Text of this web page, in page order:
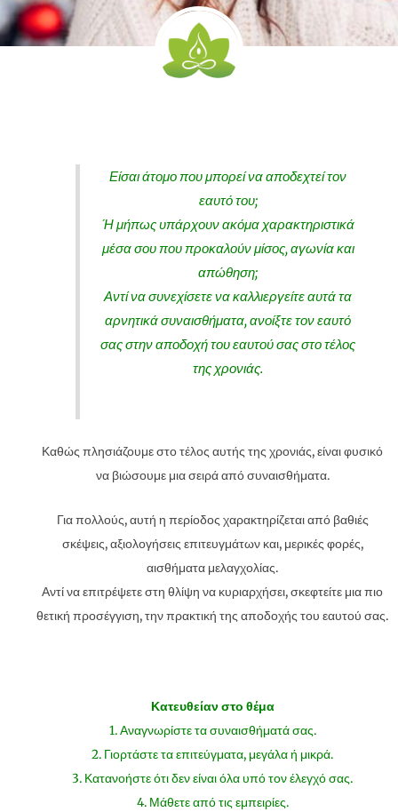
Είσαι άτομο που μπορεί να αποδεχτεί τον
εαυτό του;
Ή μήπως υπάρχουν ακόμα χαρακτηριστικά
μέσα σου που προκαλούν μίσος, αγωνία και
απώθηση;
Αντί να συνεχίσετε να καλλιεργείτε αυτά τα
αρνητικά συναισθήματα, ανοίξτε τον εαυτό
σας στην αποδοχή του εαυτού σας στο τέλος
της χρονιάς.
Καθώς πλησιάζουμε στο τέλος αυτής της χρονιάς, είναι φυσικό
να βιώσουμε μια σειρά από συναισθήματα.
Για πολλούς, αυτή η περίοδος χαρακτηρίζεται από βαθιές
σκέψεις, αξιολογήσεις επιτευγμάτων και, μερικές φορές,
αισθήματα μελαγχολίας.
Αντί να επιτρέψετε στη θλίψη να κυριαρχήσει, σκεφτείτε μια πιο
θετική προσέγγιση, την πρακτική της αποδοχής του εαυτού σας.
Κατευθείαν στο θέμα
1. Αναγνωρίστε τα συναισθήματά σας.
2. Γιορτάστε τα επιτεύγματα, μεγάλα ή μικρά.
3. Κατανοήστε ότι δεν είναι όλα υπό τον έλεγχό σας.
4. Μάθετε από τις εμπειρίες.